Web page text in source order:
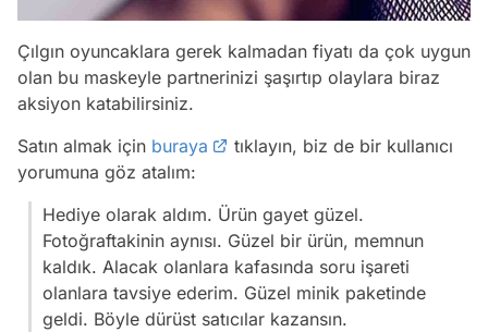
Çılgın oyuncaklara gerek kalmadan fiyatı da çok uygun
olan bu maskeyle partnerinizi şaşırtıp olaylara biraz
aksiyon katabilirsiniz.
Satın almak için buraya
tıklayın, biz de bir kullanıcı
yorumuna göz atalım:
Hediye olarak aldım. Ürün gayet güzel.
Fotoğraftakinin aynısı. Güzel bir ürün, memnun
kaldık. Alacak olanlara kafasında soru işareti
olanlara tavsiye ederim. Güzel minik paketinde
geldi. Böyle dürüst satıcılar kazansın.